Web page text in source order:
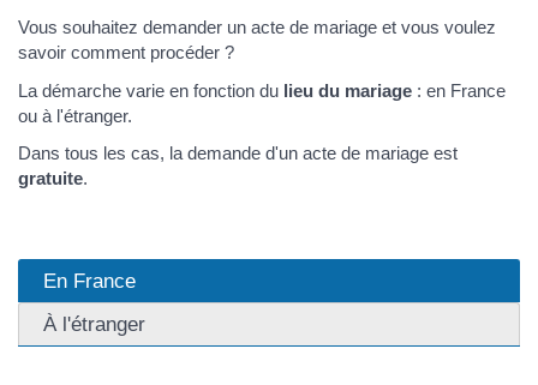
Vous souhaitez demander un acte de mariage et vous voulez
savoir comment procéder ?
La démarche varie en fonction du lieu du mariage : en France
ou à l'étranger.
Dans tous les cas, la demande d'un acte de mariage est
gratuite.
En France
À l'étranger